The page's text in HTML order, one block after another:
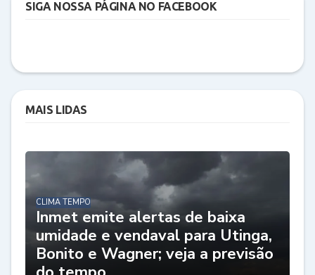
SIGA NOSSA PÁGINA NO FACEBOOK
MAIS LIDAS
CLIMA TEMPO
Inmet emite alertas de baixa
umidade e vendaval para Utinga,
Bonito e Wagner; veja a previsão